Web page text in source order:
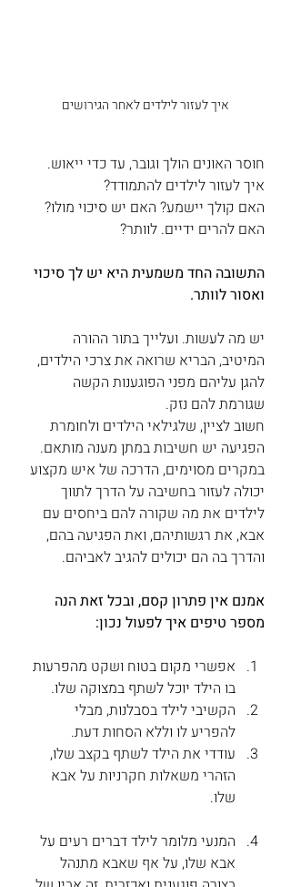
איך לעזור לילדים לאחר הגירושים
חוסר האונים הולך וגובר, עד כדי ייאוש.
איך לעזור לילדים להתמודד?
האם קולך יישמע? האם יש סיכוי מולו?
האם להרים ידיים. לוותר?
התשובה החד משמעית היא יש לך סיכוי
ואסור לוותר.
יש מה לעשות. ועלייך בתור ההורה
המיטיב, הבריא שרואה את צרכי הילדים,
להגן עליהם מפני הפוגענות הקשה
שגורמת להם נזק.
חשוב לציין, שלגילאי הילדים ולחומרת
הפגיעה יש חשיבות במתן מענה מותאם.
במקרים מסוימים, הדרכה של איש מקצוע
יכולה לעזור בחשיבה על הדרך לתווך
לילדים את מה שקורה להם ביחסים עם
אבא, את רגשותיהם, ואת הפגיעה בהם,
והדרך בה הם יכולים להגיב לאביהם.
אמנם אין פתרון קסם, ובכל זאת הנה
מספר טיפים איך לפעול נכון:
אפשרי מקום בטוח ושקט מהפרעות
בו הילד יוכל לשתף במצוקה שלו.
הקשיבי לילד בסבלנות, מבלי
להפריע לו וללא הסחות דעת.
עודדי את הילד לשתף בקצב שלו,
הזהרי משאלות חקרניות על אבא
שלו.
המנעי מלומר לילד דברים רעים על
אבא שלו, על אף שאבא מתנהל